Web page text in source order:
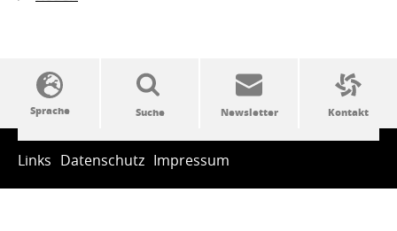
SSW-Politik von A bis Z
Links Datenschutz Impressum